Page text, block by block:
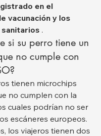
en el
vacunación y los
.
si su perro tiene un
no cumple con
tienen microchips
no cumplen con la
cuales podrían no ser
escáneres europeos.
los viajeros tienen dos